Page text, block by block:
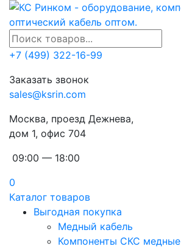
+7 (499) 322-16-99
Заказать звонок
sales@ksrin.com
Москва, проезд Дежнева,
дом 1, офис 704
09:00 — 18:00
0
Каталог товаров
Выгодная покупка
Медный кабель
Компоненты СКС медные